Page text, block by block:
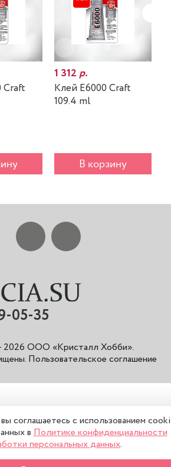
Craft
1 312р.
Клей E6000 Craft
109.4 ml
В корзину
05-35
2026 ООО «Кристалл Хобби».
. Пользовательское соглашение
соглашаетесь с использованием
вПолитике конфиденциальности
персональных данных.